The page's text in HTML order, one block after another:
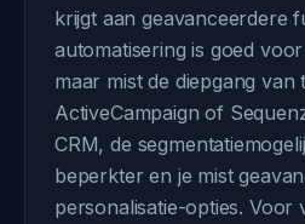
krijgt aan geavanceerdere
automatisering is goed
maar mist de diepgang van
ActiveCampaign of
CRM, de
beperkter en je mist
personalisatie-opties. Voor